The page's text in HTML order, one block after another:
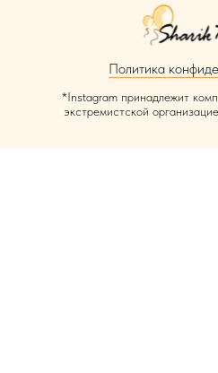
Политика
*Instagram принадлежит
экстремистской